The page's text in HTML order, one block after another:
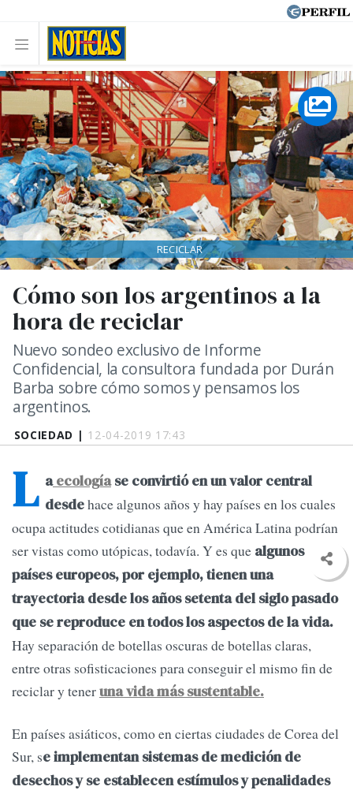
SOCIEDAD | 12-04-2019 17:43
Cómo son los argentinos a la
hora de reciclar
Nuevo sondeo exclusivo de Informe
Confidencial, la consultora fundada por Durán
Barba sobre cómo somos y pensamos los
argentinos.
RECICLAR
L aecologíase convirtió en un valor central
desdehace algunos años y hay países en los cuales
ocupa actitudes cotidianas que en América Latina podrían
ser vistas como utópicas, todavía. Y es que algunos
países europeos, por ejemplo, tienen una
trayectoria desde los años setenta del siglo pasado
que se reproduce en todos los aspectos de la vida.
Hay separación de botellas oscuras de botellas claras,
entre otras sofisticaciones para conseguir el mismo fin de
reciclar y teneruna vida más sustentable.
En países asiáticos, como en ciertas ciudades de Corea del
Sur, se implementan sistemas de medición de
desechos y se establecen estímulos y penalidades